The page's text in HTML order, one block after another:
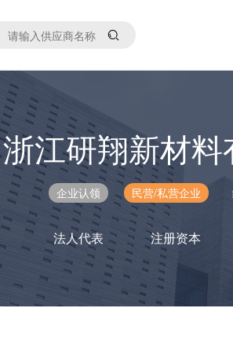
浙江研翔新材
企业认领 民营/私营企业
法人代表 注册资本